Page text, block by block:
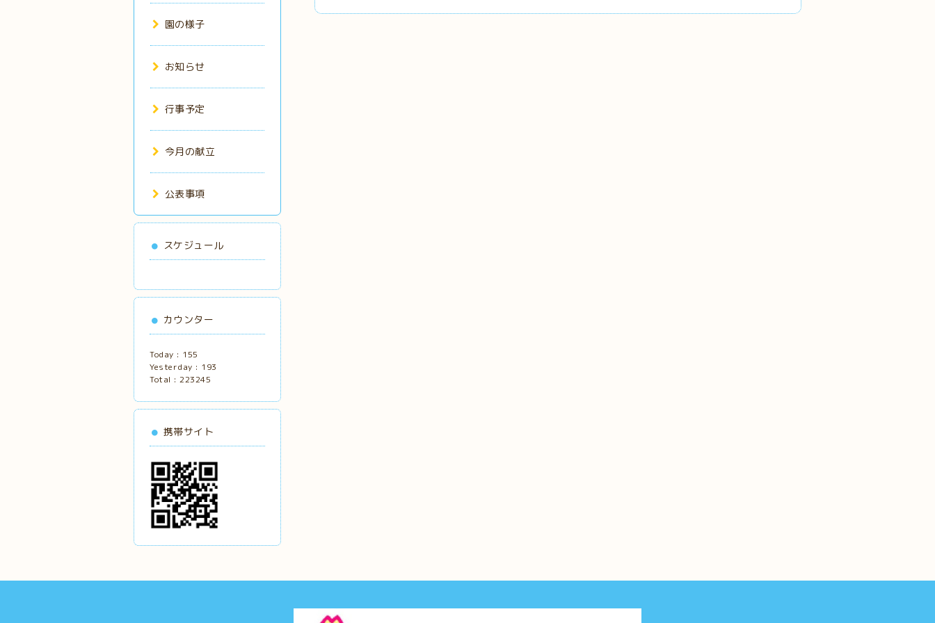
園の様子
お知らせ
行事予定
今月の献立
公表事項
スケジュール
カウンター
Today : 155
Yesterday : 193
Total : 223245
携帯サイト